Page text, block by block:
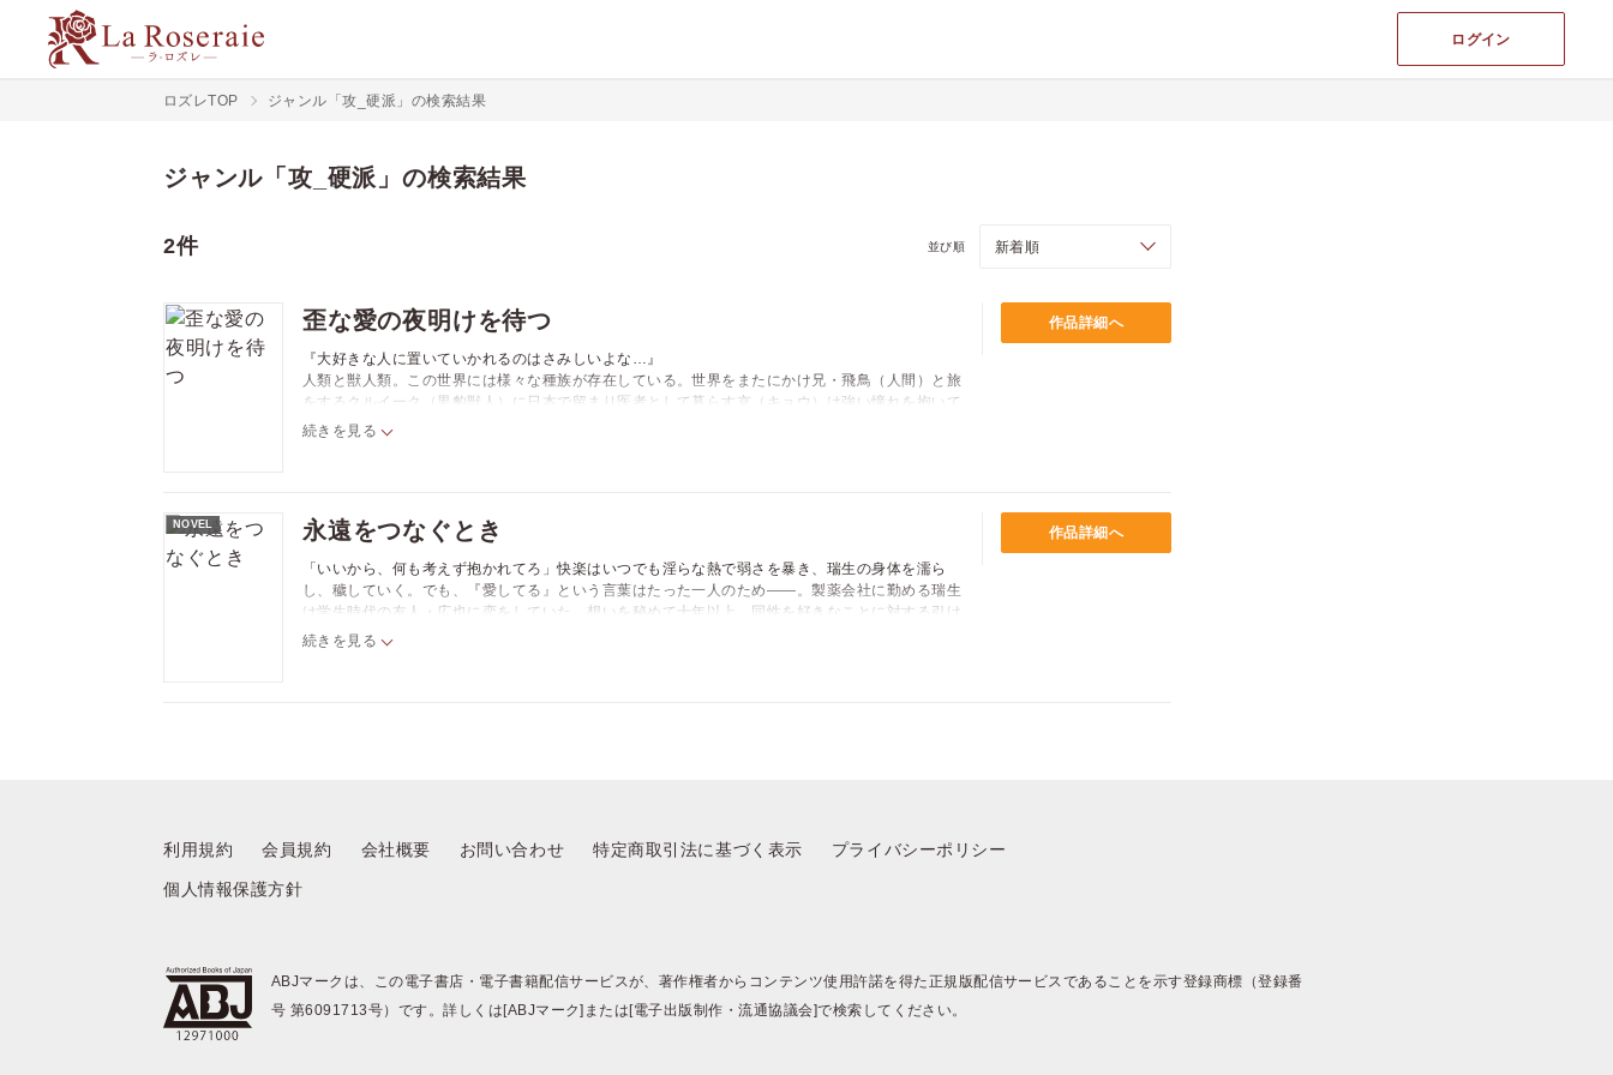
ログイン
ロズレTOP ジャンル「攻_硬派」の検索結果
ジャンル「攻_硬派」の検索結果
2件 並び順
歪な愛の夜明けを待つ
『大好きな人に置いていかれるのはさみしいよな…』
人類と獣人類。この世界には様々な種族が存在している。世界をまたにかけ兄・飛鳥（人間）と旅
をするクルイーク（黒豹獣人）に日本で留まり医者として暮らす京（キョウ）は強い憧れを抱いて
いた。そんな時ーー怪我をし旅が出来なくなったクルイークを飛鳥が京の元へと送る。
ツ） vol.13」を単話化したものです。重複購入にご注意下さい。
続きを見る
作品詳細へ
NOVEL 永遠をつなぐとき
「いいから、何も考えず抱かれてろ」快楽はいつでも淫らな熱で弱さを暴き、瑞生の身体を濡ら
し、穢していく。でも、『愛してる』という言葉はたった一人のため――。製薬会社に勤める瑞生
は学生時代の友人・広也に恋をしていた。想いを秘めて十年以上、同性を好きなことに対する引け
目は人肌を求める欲望となって瑞生を苛む。そんなとき広也の転勤が決まり、近場へ引っ越してく
続きを見る
作品詳細へ
利用規約 会員規約 会社概要 お問い合わせ 特定商取引法に基づく表示 プライバシーポリシー
個人情報保護方針
ABJマークは、この電子書店・電子書籍配信サービスが、著作権者からコンテンツ使用許諾を得た正規版配信サービスであることを示す登録商標（登録番
号 第6091713号）です。詳しくは[ABJマーク]または[電子出版制作・流通協議会]で検索してください。
ポイントを消費して購入するにはログイン・会員登録が必要で